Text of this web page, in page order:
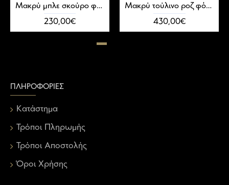
Μακρύ μπλε σκούρο φόρεμα κρουαζέ
230,00€
Μακρύ τούλινο ροζ φόρεμα με κορσέ και πέρλες
430,00€
ΠΛΗΡΟΦΟΡΊΕΣ
Κατάστημα
Τρόποι Πληρωμής
Τρόποι Αποστολής
Όροι Χρήσης